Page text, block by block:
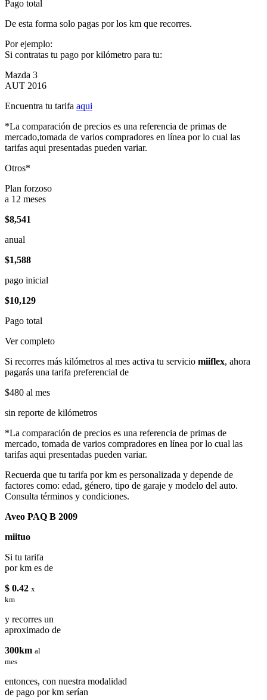
Pago total
De esta forma solo pagas por los km que recorres.
Por ejemplo:
Si contratas tu pago por kilómetro para tu:
Mazda 3
AUT 2016
Encuentra tu tarifa aqui
*La comparación de precios es una referencia de primas de
mercado,tomada de varios compradores en línea por lo cual las
tarifas aqui presentadas pueden variar.
Otros*
Plan forzoso
a 12 meses
$8,541
anual
$1,588
pago inicial
$10,129
Pago total
Ver completo
Si recorres más kilómetros al mes activa tu servicio miiflex, ahora
pagarás una tarifa preferencial de
$480 al mes
sin reporte de kilómetros
*La comparación de precios es una referencia de primas de
mercado, tomada de varios compradores en línea por lo cual las
tarifas aqui presentadas pueden variar.
Recuerda que tu tarifa por km es personalizada y depende de
factores como: edad, género, tipo de garaje y modelo del auto.
Consulta términos y condiciones.
Aveo PAQ B 2009
miituo
Si tu tarifa
por km es de
$ 0.42 x
km
y recorres un
aproximado de
300km al
mes
entonces, con nuestra modalidad
de pago por km serían